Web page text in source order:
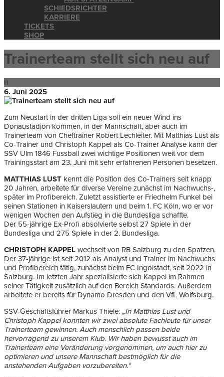
SCHIEDSRICHTER
KARRIERE
TICKETS
SHOP
Trainerteam stellt sich neu auf
6. Juni 2025
Zum Neustart in der dritten Liga soll ein neuer Wind ins
Donaustadion kommen, in der Mannschaft, aber auch im
Trainerteam von Cheftrainer Robert Lechleiter. Mit Matthias Lust als
Co-Trainer und Christoph Kappel als Co-Trainer Analyse kann der
SSV Ulm 1846 Fussball zwei wichtige Positionen weit vor dem
Trainingsstart am 23. Juni mit sehr erfahrenen Personen besetzen.
MATTHIAS LUST kennt die Position des Co-Trainers seit knapp
20 Jahren, arbeitete für diverse Vereine zunächst im Nachwuchs-,
später im Profibereich. Zuletzt assistierte er Friedhelm Funkel bei
seinen Stationen in Kaiserslautern und beim 1. FC Köln, wo er vor
wenigen Wochen den Aufstieg in die Bundesliga schaffte.
Der 55-jährige Ex-Profi absolvierte selbst 27 Spiele in der
Bundesliga und 275 Spiele in der 2. Bundesliga.
CHRISTOPH KAPPEL wechselt von RB Salzburg zu den Spatzen.
Der 37-jährige ist seit 2012 als Analyst und Trainer im Nachwuchs
und Profibereich tätig, zunächst beim FC Ingolstadt, seit 2022 in
Salzburg. Im letzten Jahr spezialisierte sich Kappel im Rahmen
seiner Tätigkeit zusätzlich auf den Bereich Standards. Außerdem
arbeitete er bereits für Dynamo Dresden und den VfL Wolfsburg.
SSV-Geschäftsführer Markus Thiele: „In Matthias Lust und
Christoph Kappel konnten wir zwei absolute Fachleute für unser
Trainerteam gewinnen. Auch menschlich passen beide
hervorragend zu unserem Klub. Wir haben bewusst auch im
Trainerteam eine Veränderung vorgenommen, um auch hier zu
optimieren und unsere Mannschaft bestmöglich für die
anstehenden Aufgaben vorzubereiten.“